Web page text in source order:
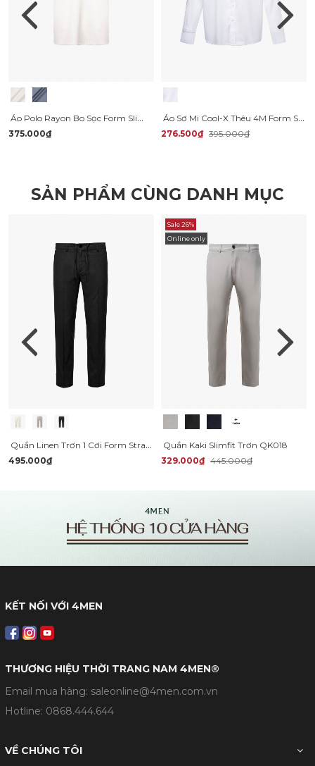
Áo Polo Rayon Bo Sọc Form Slimfit PO161
375.000₫
Áo Sơ Mi Cool-X Thêu 4M Form Slimfit SM195
276.500₫ 395.000₫
SẢN PHẨM CÙNG DANH MỤC
Quần Linen Trơn 1 Cơi Form Straight QK035
495.000₫
Sale 26%
Online only
Quần Kaki Slimfit Trơn QK018
329.000₫ 445.000₫
KẾT NỐI VỚI 4MEN
THƯƠNG HIỆU THỜI TRANG NAM 4MEN®
Email mua hàng: saleonline@4men.com.vn
Hotline: 0868.444.644
VỀ CHÚNG TÔI